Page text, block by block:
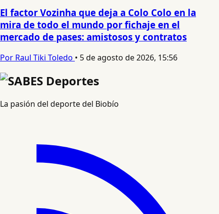
El factor Vozinha que deja a Colo Colo en la
mira de todo el mundo por fichaje en el
mercado de pases: amistosos y contratos
Por Raul Tiki Toledo • 5 de agosto de 2026, 15:56
La pasión del deporte del Biobío